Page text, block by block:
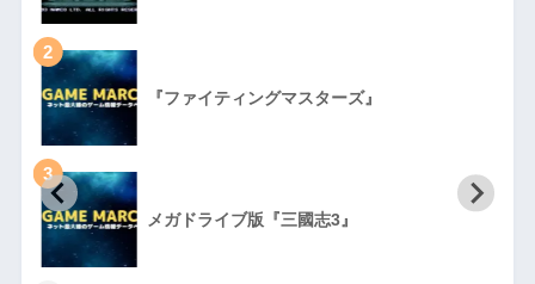
2
『ファイティングマスターズ』
3
メガドライブ版『三國志3』